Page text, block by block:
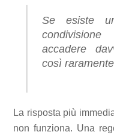
Se esiste
accadere
così
La risposta più
non funziona. Una